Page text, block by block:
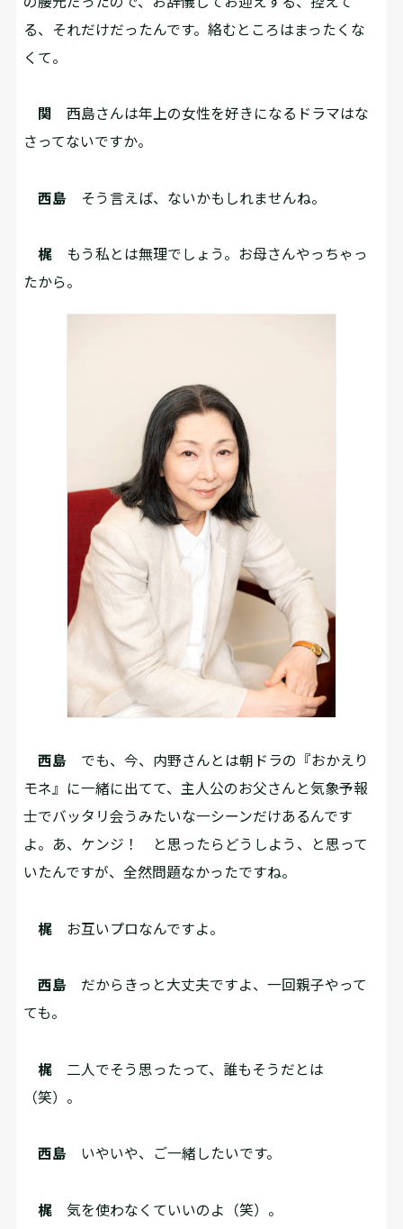
る、それだけだったんです。絡むところはまったくな
くて。
関 西島さんは年上の女性を好きになるドラマはな
さってないですか。
西島 そう言えば、ないかもしれませんね。
梶 もう私とは無理でしょう。お母さんやっちゃっ
たから。
西島 でも、今、内野さんとは朝ドラの『おかえり
モネ』に一緒に出てて、主人公のお父さんと気象予報
士でバッタリ会うみたいな一シーンだけあるんです
よ。あ、ケンジ！ と思ったらどうしよう、と思って
いたんですが、全然問題なかったですね。
梶 お互いプロなんですよ。
西島 だからきっと大丈夫ですよ、一回親子やって
ても。
梶 二人でそう思ったって、誰もそうだとは
（笑）。
西島 いやいや、ご一緒したいです。
梶 気を使わなくていいのよ（笑）。